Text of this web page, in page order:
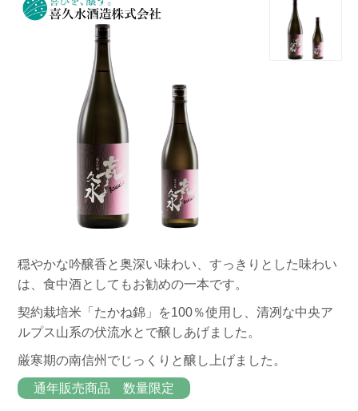
穏やかな吟醸香と奥深い味わい、すっきりとした味わい
は、食中酒としてもお勧めの一本です。
契約栽培米「たかね錦」を100％使用し、清冽な中央ア
ルプス山系の伏流水とで醸しあげました。
厳寒期の南信州でじっくりと醸し上げました。
通年販売商品 数量限定